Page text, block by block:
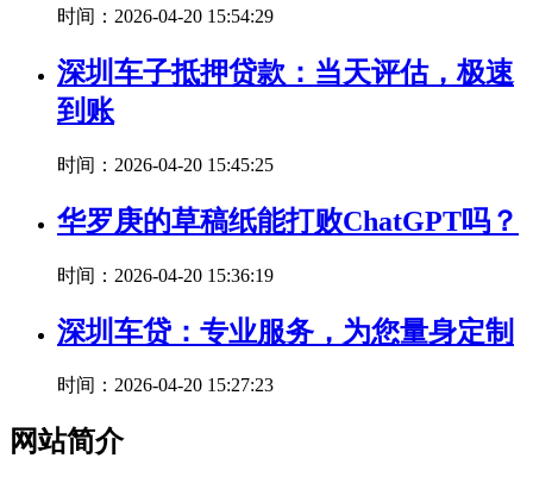
时间：2026-04-20 15:54:29
深圳车子抵押贷款：当天评估，极速
到账
时间：2026-04-20 15:45:25
华罗庚的草稿纸能打败ChatGPT吗？
时间：2026-04-20 15:36:19
深圳车贷：专业服务，为您量身定制
时间：2026-04-20 15:27:23
网站简介